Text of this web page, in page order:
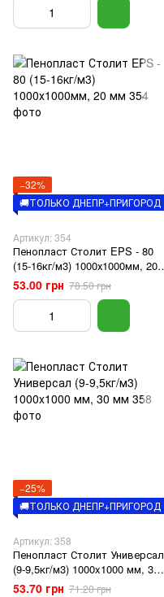
−32%
🚚ТОЛЬКО ДНЕПР+ПРИГОРОД
Артикул: 354
Пенопласт Столит EPS - 80
(15-16кг/м3) 1000х1000мм, 20
мм
53.00 грн 78.50 грн
−25%
🚚ТОЛЬКО ДНЕПР+ПРИГОРОД
Артикул: 358
Пенопласт Столит Универсал
(9-9,5кг/м3) 1000x1000 мм, 30
мм
53.70 грн 71.20 грн